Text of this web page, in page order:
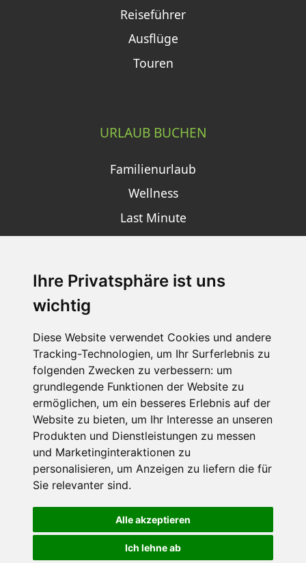
Ihre Privatsphäre ist uns
wichtig
Diese Website verwendet Cookies und andere
Tracking-Technologien, um Ihr Surferlebnis zu
folgenden Zwecken zu verbessern: um
grundlegende Funktionen der Website zu
ermöglichen, um ein besseres Erlebnis auf der
Website zu bieten, um Ihr Interesse an unseren
Produkten und Dienstleistungen zu messen
und Marketinginteraktionen zu
personalisieren, um Anzeigen zu liefern die für
Sie relevanter sind.
Alle akzeptieren
Ich lehne ab
Reiseführer
Ausflüge
Touren
URLAUB BUCHEN
Familienurlaub
Wellness
Last Minute
SCHNEEHÖHEN SKI APP
Die Schneehoehen Ski APP für iOS und Android - Ein
Muss für alle Wintersportler und Schneefreaks!
Impressum
Datenschutz
Nutzungsbedingungen
Portale
FAQ Newsletter Mediadaten
©2026 Schneemenschen GmbH